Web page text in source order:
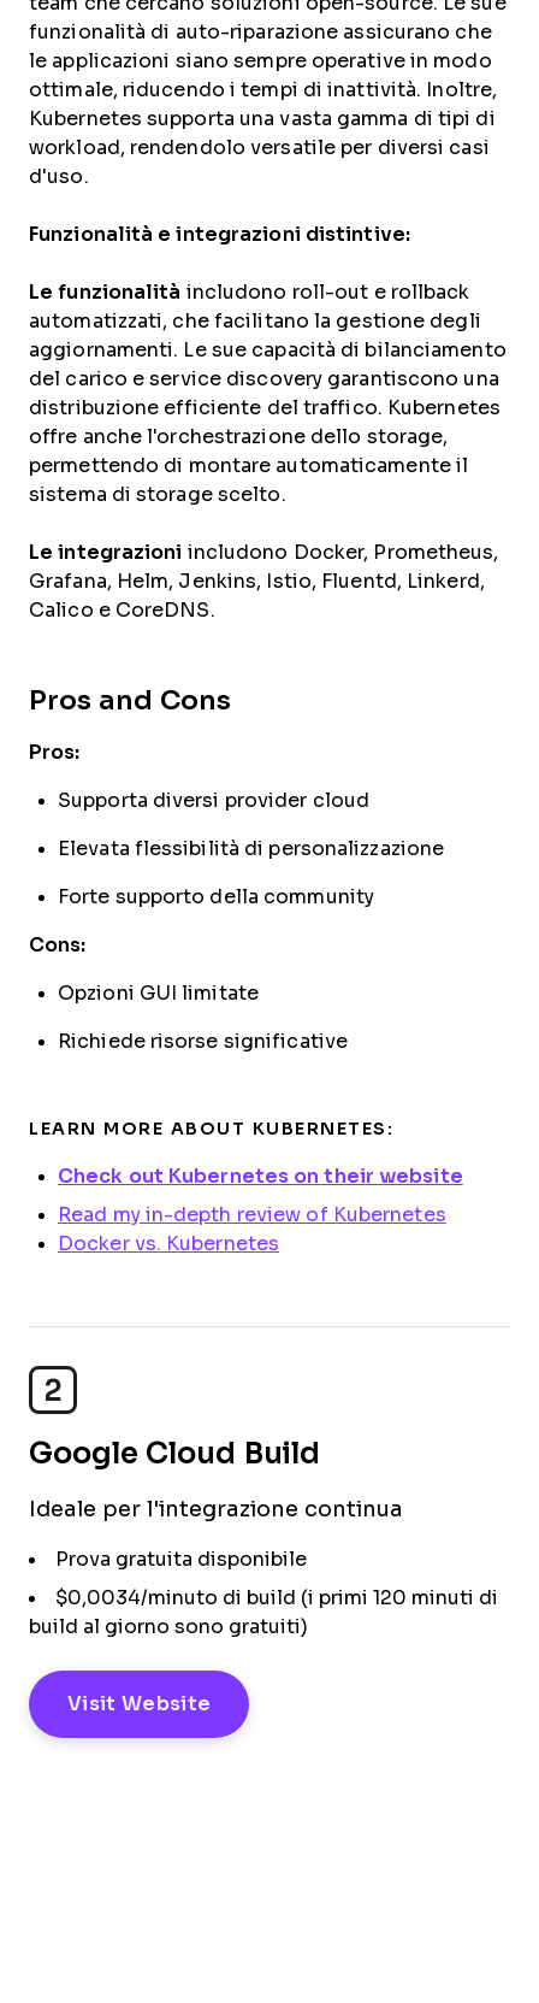
funzionalità di auto-riparazione assicurano che
le applicazioni siano sempre operative in modo
ottimale, riducendo i tempi di inattività. Inoltre,
Kubernetes supporta una vasta gamma di tipi di
workload, rendendolo versatile per diversi casi
d'uso.
Funzionalità e integrazioni distintive:
Le funzionalità includono roll-out e rollback
automatizzati, che facilitano la gestione degli
aggiornamenti. Le sue capacità di bilanciamento
del carico e service discovery garantiscono una
distribuzione efficiente del traffico. Kubernetes
offre anche l'orchestrazione dello storage,
permettendo di montare automaticamente il
sistema di storage scelto.
Le integrazioni includono Docker, Prometheus,
Grafana, Helm, Jenkins, Istio, Fluentd, Linkerd,
Calico e CoreDNS.
Pros and Cons
Pros:
Supporta diversi provider cloud
Elevata flessibilità di personalizzazione
Forte supporto della community
Cons:
Opzioni GUI limitate
Richiede risorse significative
LEARN MORE ABOUT KUBERNETES:
Check out Kubernetes on their website
Read my in-depth review of Kubernetes
Docker vs. Kubernetes
2
Google Cloud Build
Ideale per l'integrazione continua
Prova gratuita disponibile
$0,0034/minuto di build (i primi 120 minuti di
build al giorno sono gratuiti)
Visit Website